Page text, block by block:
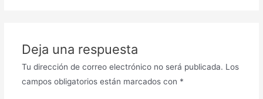
Deja una respuesta
Tu dirección de correo electrónico no será publicada. Los
campos obligatorios están marcados con *